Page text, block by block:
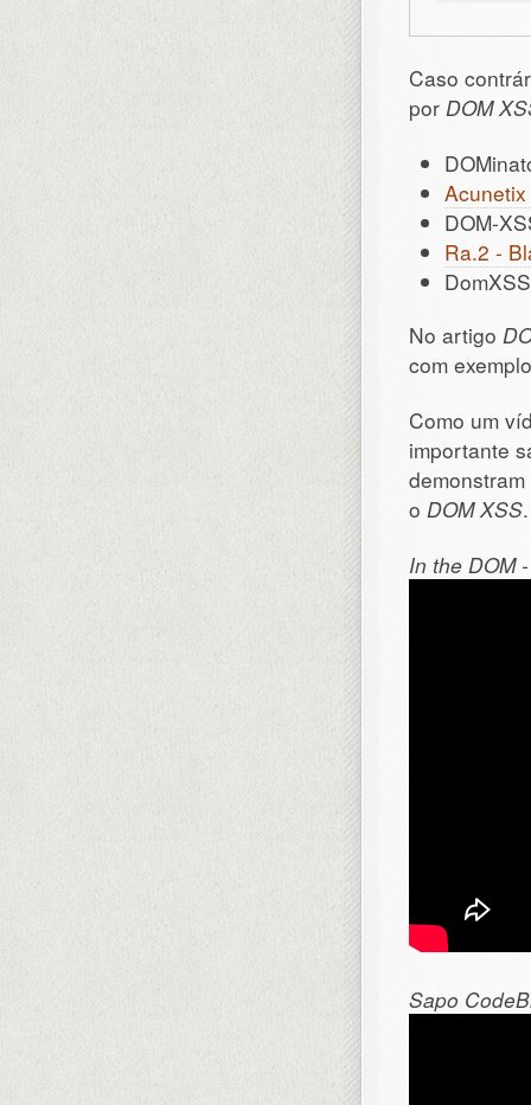
Caso
por DOM
DOM-
Ra.2 -
No artigo
com
Como um
importante
o DOM XSS.
In the DOM
Sapo